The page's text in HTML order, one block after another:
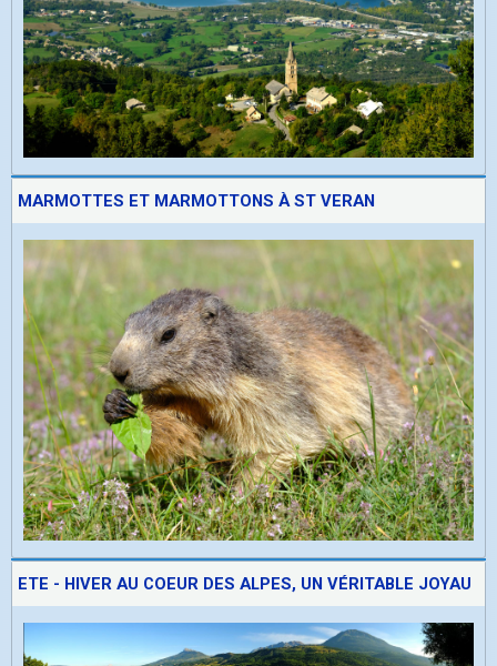
MARMOTTES ET MARMOTTONS À ST VERAN
ETE - HIVER AU COEUR DES ALPES, UN VÉRITABLE JOYAU